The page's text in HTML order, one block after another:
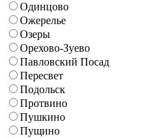
Одинцово
Ожерелье
Озеры
Орехово-Зуево
Павловский Посад
Пересвет
Подольск
Протвино
Пушкино
Пущино